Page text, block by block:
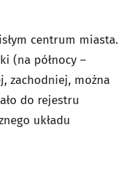
centrum miasta.
(na północy –
zachodniej, można
do rejestru
układu